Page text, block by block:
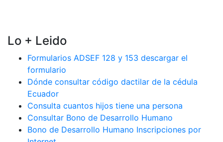
Lo + Leido
Formularios ADSEF 128 y 153 descargar el
formulario
Dónde consultar código dactilar de la cédula
Ecuador
Consulta cuantos hijos tiene una persona
Consultar Bono de Desarrollo Humano
Bono de Desarrollo Humano Inscripciones por